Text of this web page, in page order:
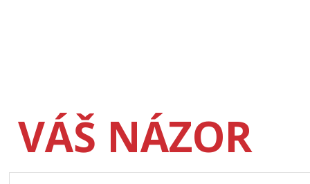
VÁŠ NÁZOR